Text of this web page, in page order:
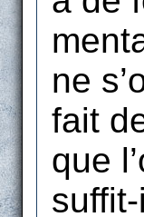
ne
fait
que